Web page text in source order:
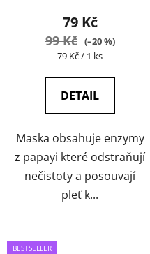
79 Kč
99 Kč (–20 %)
Měrná
79 Kč / 1 ks
DETAIL
Maska obsahuje enzymy
z papayi které odstraňují
nečistoty a posouvají
pleť k...
BESTSELLER